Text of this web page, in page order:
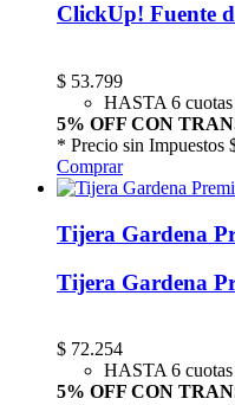
ClickUp! Fuente
$ 53.799
HASTA 6 cuotas
5% OFF CON
* Precio sin Impuestos
Comprar
Tijera Gardena
Tijera Gardena
$ 72.254
HASTA 6 cuotas
5% OFF CON